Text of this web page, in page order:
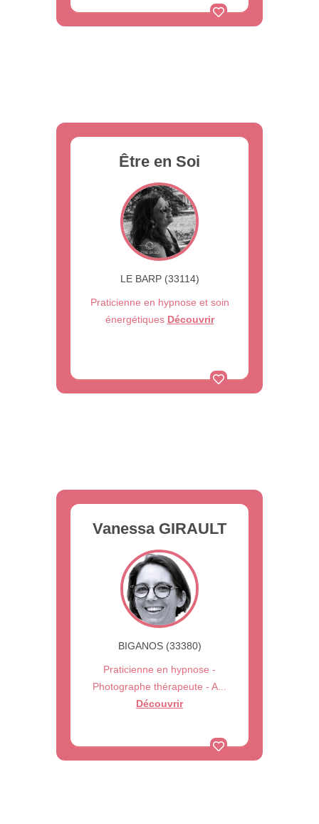
Être en Soi
LE BARP (33114)
Praticienne en hypnose et soin
énergétiques Découvrir
Vanessa GIRAULT
BIGANOS (33380)
Praticienne en hypnose -
Photographe thérapeute - A...
Découvrir